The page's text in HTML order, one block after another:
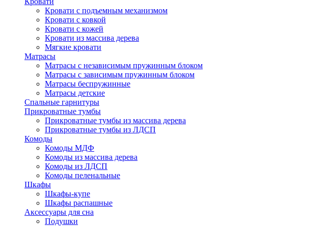
Кровати с подъемным механизмом
Кровати с ковкой
Кровати с кожей
Кровати из массива дерева
Мягкие кровати
Матрасы
Матрасы с независимым пружинным блоком
Матрасы с зависимым пружинным блоком
Матрасы беспружинные
Матрасы детские
Спальные гарнитуры
Прикроватные тумбы
Прикроватные тумбы из массива дерева
Прикроватные тумбы из ЛДСП
Комоды
Комоды МДФ
Комоды из массива дерева
Комоды из ЛДСП
Комоды пеленальные
Шкафы
Шкафы-купе
Шкафы распашные
Аксессуары для сна
Подушки